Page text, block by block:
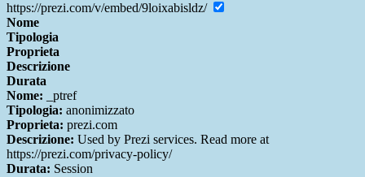
https://prezi.com/v/embed/9loixabisldz/
Nome
Tipologia
Proprieta
Descrizione
Durata
Nome: _ptref
Tipologia: anonimizzato
Proprieta: prezi.com
Descrizione: Used by Prezi services. Read more at
https://prezi.com/privacy-policy/
Durata: Session